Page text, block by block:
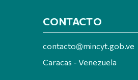
CONTACTO
contacto@mincyt.gob.ve
Caracas - Venezuela